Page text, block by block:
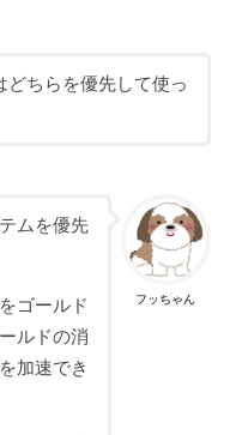
どちらを優先して使っ
フッちゃん
ムを優先
ゴールド
ルドの消
加速でき